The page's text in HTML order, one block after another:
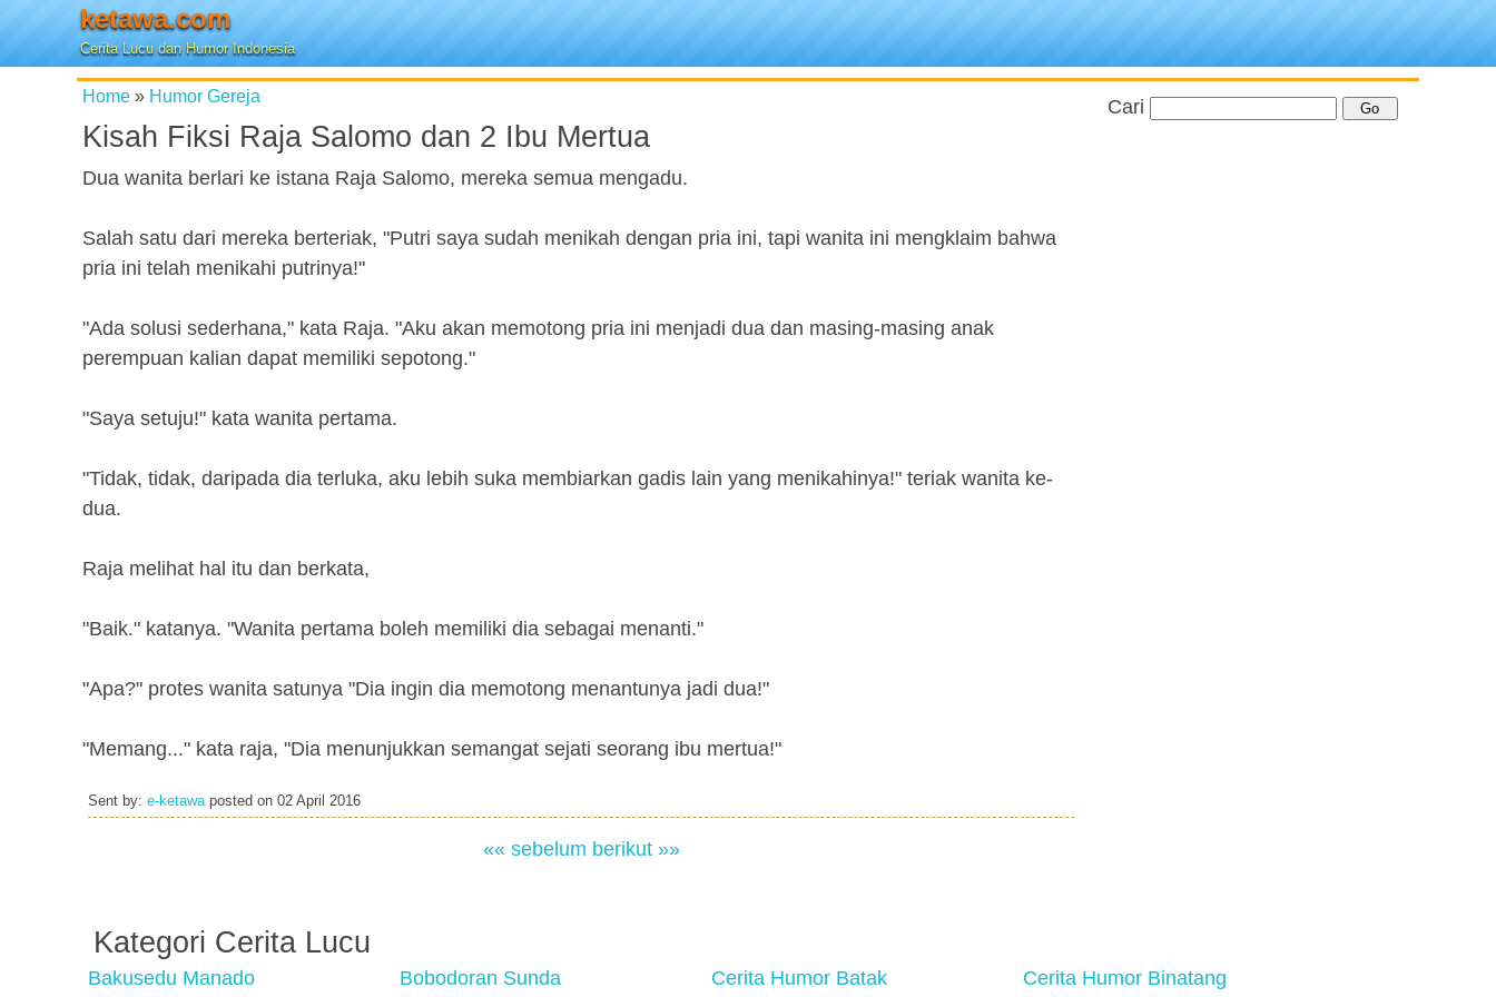
ketawa.com
Cerita Lucu dan Humor Indonesia
Home » Humor Gereja
Kisah Fiksi Raja Salomo dan 2 Ibu Mertua
Dua wanita berlari ke istana Raja Salomo, mereka semua mengadu.
Salah satu dari mereka berteriak, "Putri saya sudah menikah dengan pria ini, tapi wanita ini mengklaim bahwa
pria ini telah menikahi putrinya!"
"Ada solusi sederhana," kata Raja. "Aku akan memotong pria ini menjadi dua dan masing-masing anak
perempuan kalian dapat memiliki sepotong."
"Saya setuju!" kata wanita pertama.
"Tidak, tidak, daripada dia terluka, aku lebih suka membiarkan gadis lain yang menikahinya!" teriak wanita ke-
dua.
Raja melihat hal itu dan berkata,
"Baik." katanya. "Wanita pertama boleh memiliki dia sebagai menanti."
"Apa?" protes wanita satunya "Dia ingin dia memotong menantunya jadi dua!"
"Memang..." kata raja, "Dia menunjukkan semangat sejati seorang ibu mertua!"
Sent by: e-ketawaposted on 02 April 2016
«« sebelum berikut »»
Cari
Kategori Cerita Lucu
Bakusedu Manado Bobodoran Sunda Cerita Humor Batak Cerita Humor Binatang